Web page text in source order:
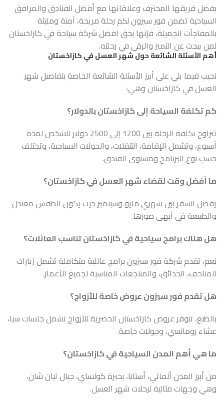
بفضل فريقها المحترف وعلاقاتها مع أفضل الفنادق والمرافق
السياحية تضمن فور سيزون لكم رحلة مريحة، آمنة ومليئة
بالمفاجآت الجميلة، فإنها بحق افضل شركة سياحة في كازاخستان
لمن يبحث عن التميز والرقي في رحلته.
أهم الأسئلة الشائعة حول شهر العسل في كازاخستان
نجيب فيما يلي على أبرز الأسئلة الشائعة الخاصة بتفاصيل شهر
العسل في كازاخستان وهي:
كم تكلفة السياحة إلى كازاخستان بالدولار؟
تتراوح تكلفة الرحلة بين 1200 إلى 2500 دولار للشخص لمدة
أسبوع، وتشمل الإقامة، التنقلات، والجولات السياحية، وتختلف
حسب نوع البرنامج ومستوى الفندق.
ما أفضل وقت لقضاء شهر العسل في كازاخستان؟
يفضل السفر بين شهري مايو وسبتمبر حيث يكون الطقس معتدل
والطبيعة في أبهى صورها.
هل هناك برامج سياحية في كازاخستان تناسب العائلات؟
نعم، تقدم شركة فور سيزون برامج عائلية متكاملة تشمل زيارات
للمتاحف، الحدائق، والمنتجعات المناسبة لجميع الأعمار.
هل تقدم فور سيزون عروض خاصة للأزواج؟
بالطبع، تتوفر عروض كازاخستان الحصرية للأزواج تشمل جلسات سبا،
عشاء رومانسي، وجولات خاصة.
ما هي أهم المدن السياحية في كازاخستان؟
من أبرز المدن ألماتي، أستانا، بحيرة كولساي، جبال تيان شان،
وهي وجهات مثالية لرحلات شهر العسل.